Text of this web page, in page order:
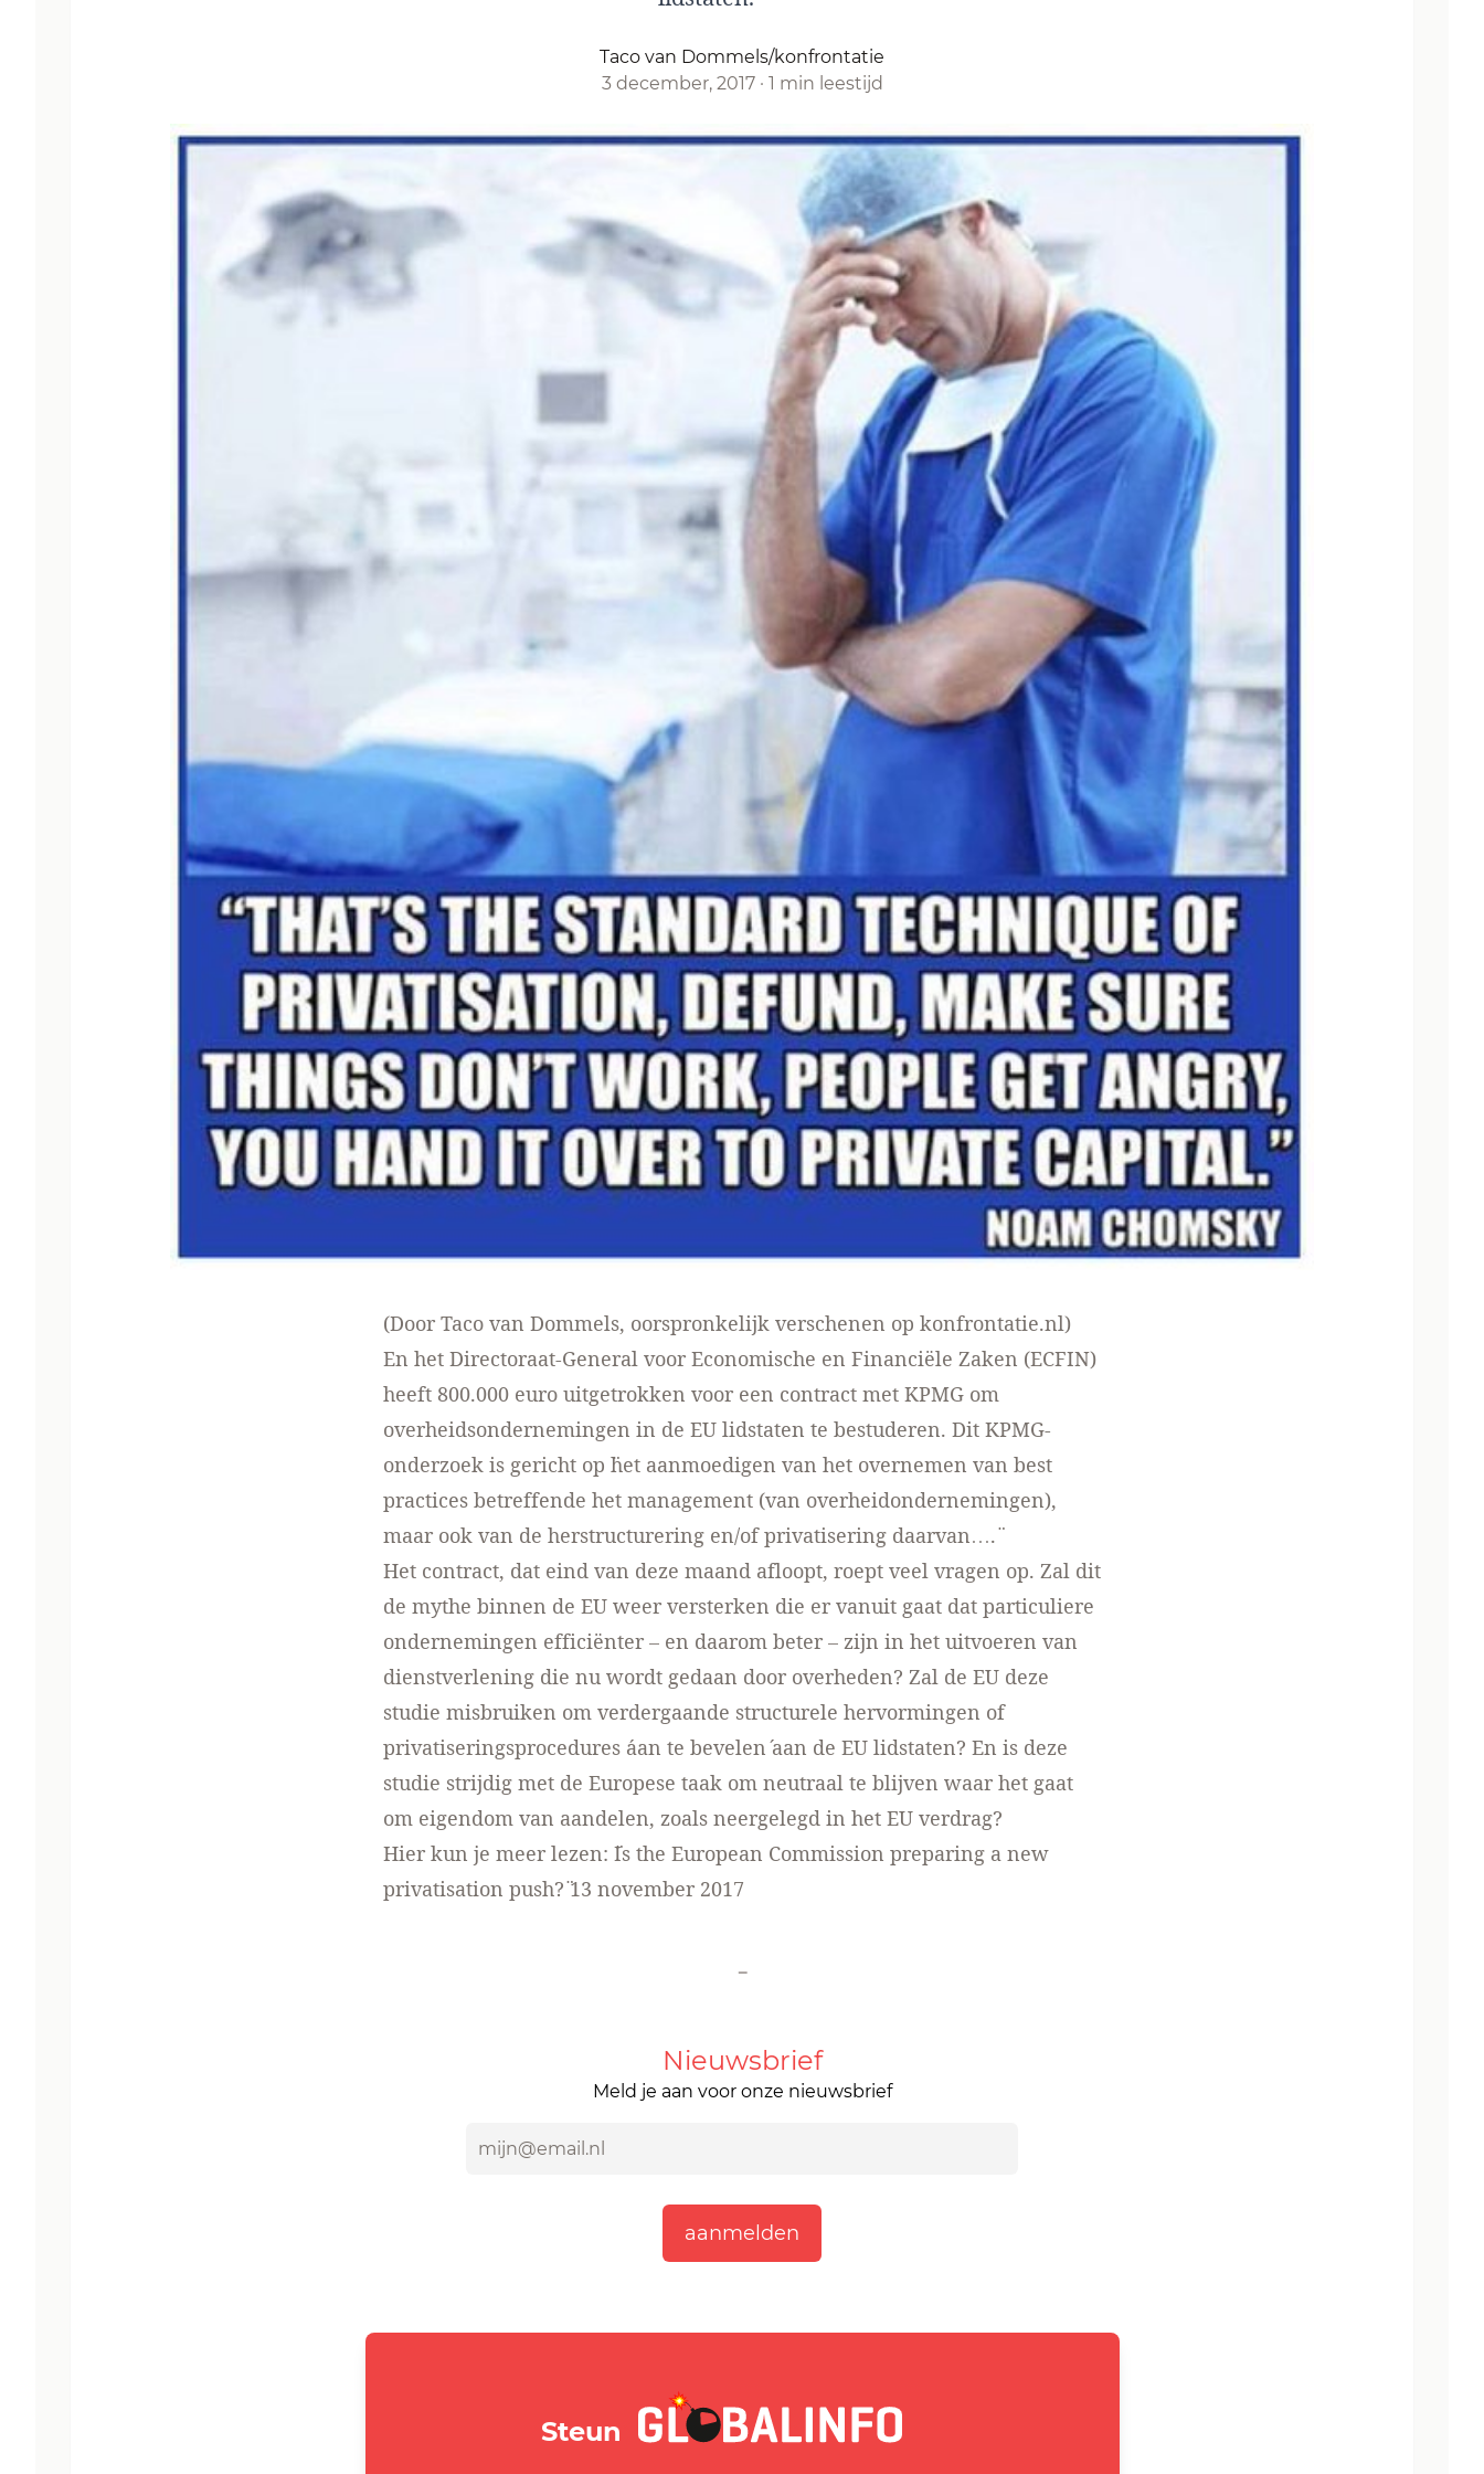
Taco van Dommels/konfrontatie
3 december, 2017 · 1 min leestijd
(Door Taco van Dommels, oorspronkelijk verschenen op konfrontatie.nl)
En het Directoraat-General voor Economische en Financiële Zaken (ECFIN)
heeft 800.000 euro uitgetrokken voor een contract met KPMG om
overheidsondernemingen in de EU lidstaten te bestuderen. Dit KPMG-
onderzoek is gericht op ¨het aanmoedigen van het overnemen van best
practices betreffende het management (van overheidondernemingen),
maar ook van de herstructurering en/of privatisering daarvan….¨
Het contract, dat eind van deze maand afloopt, roept veel vragen op. Zal dit
de mythe binnen de EU weer versterken die er vanuit gaat dat particuliere
ondernemingen efficiënter – en daarom beter – zijn in het uitvoeren van
dienstverlening die nu wordt gedaan door overheden? Zal de EU deze
studie misbruiken om verdergaande structurele hervormingen of
privatiseringsprocedures ´aan te bevelen´ aan de EU lidstaten? En is deze
studie strijdig met de Europese taak om neutraal te blijven waar het gaat
om eigendom van aandelen, zoals neergelegd in het EU verdrag?
Hier kun je meer lezen: ¨ Is the European Commission preparing a new
privatisation push?¨ 13 november 2017
-
Nieuwsbrief
Meld je aan voor onze nieuwsbrief
Steun GLOBALINFO.nl